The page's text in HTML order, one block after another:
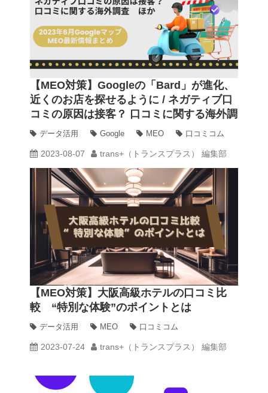
【MEO対策】Googleの「Bard」が進化、
近くのお店を探せるように / ネガティブ口
コミの原因は接客？ 口コミに関する海外調
査ほか 2023年6月Googleマップ・MEO
データ活用 Google MEO 口コミコム
2023-08-07 trans+（トランスプラス） 編集部
【MEO対策】大阪高級ホテルの口コミ比
較 “特別な体験”のポイントとは
データ活用 MEO 口コミコム
2023-07-24 trans+（トランスプラス） 編集部